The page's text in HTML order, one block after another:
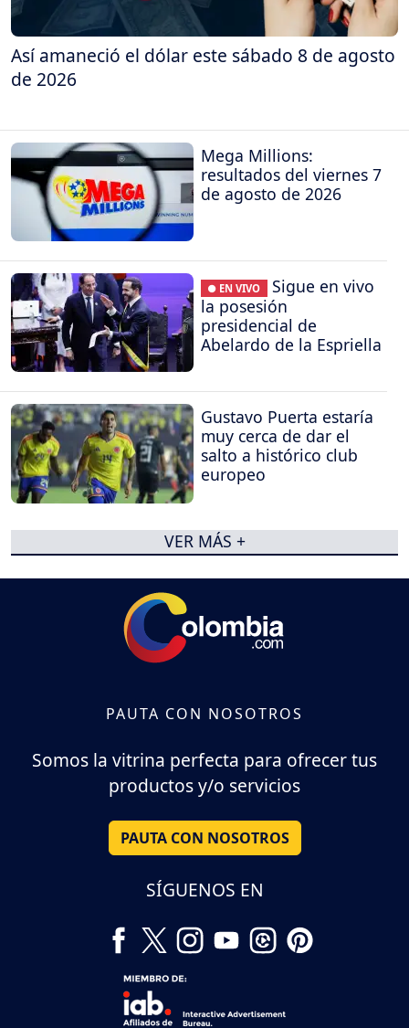
Así amaneció el dólar este sábado 8 de agosto
de 2026
Mega Millions:
resultados del viernes 7
de agosto de 2026
● EN VIVO
Sigue en vivo
la posesión
presidencial de
Abelardo de la Espriella
Gustavo Puerta estaría
muy cerca de dar el
salto a histórico club
europeo
VER MÁS +
PAUTA CON NOSOTROS
Somos la vitrina perfecta para ofrecer tus
productos y/o servicios
PAUTA CON NOSOTROS
SÍGUENOS EN